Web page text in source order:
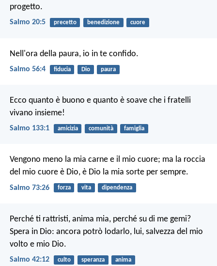
progetto.
Salmo 20:5 precetto benedizione cuore
Nell'ora della paura, io in te confido.
Salmo 56:4 fiducia Dio paura
Ecco quanto è buono e quanto è soave che i fratelli
vivano insieme!
Salmo 133:1 amicizia comunità famiglia
Vengono meno la mia carne e il mio cuore; ma la roccia
del mio cuore è Dio, è Dio la mia sorte per sempre.
Salmo 73:26 forza vita dipendenza
Perché ti rattristi, anima mia, perché su di me gemi?
Spera in Dio: ancora potrò lodarlo, lui, salvezza del mio
volto e mio Dio.
Salmo 42:12 culto speranza anima